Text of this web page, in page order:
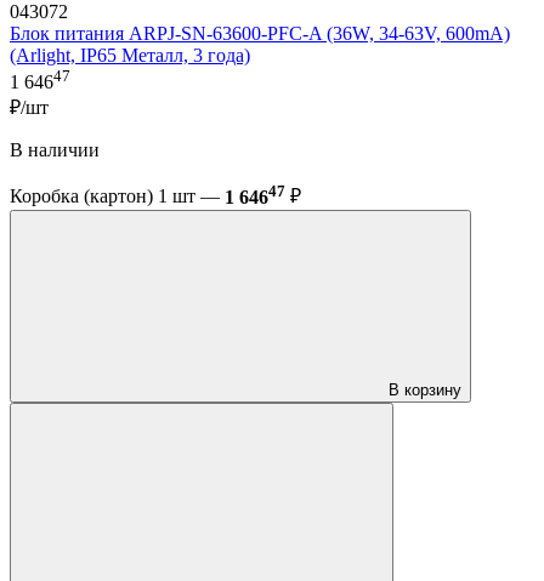
043072
Блок питания ARPJ-SN-63600-PFC-A (36W, 34-63V, 600mA)
(Arlight, IP65 Металл, 3 года)
1 64647
₽/шт
В наличии
Коробка (картон) 1 шт — 1 64647 ₽
В корзину